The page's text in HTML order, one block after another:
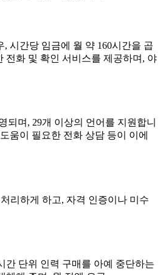
시간당 임금에 월 약 160시간을 곱
전화 및 확인 서비스를 제공하며, 야
며, 29개 이상의 언어를 지원합니
움이 필요한 전화 상담 등이 이에
리하게 하고, 자격 인증이나 미수
간 단위 인력 구매를 아예 중단하는